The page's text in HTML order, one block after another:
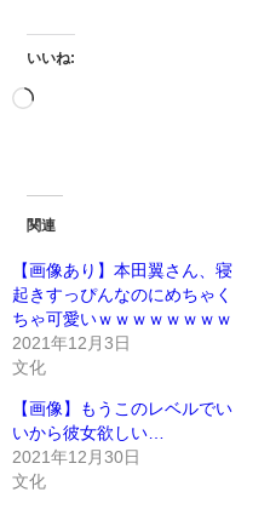
いいね:
関連
【画像あり】本田翼さん、寝
起きすっぴんなのにめちゃく
ちゃ可愛いｗｗｗｗｗｗｗｗ
2021年12月3日
文化
【画像】もうこのレベルでい
いから彼女欲しい…
2021年12月30日
文化